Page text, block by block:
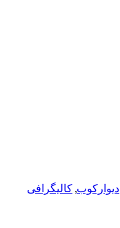
دیوارکوب, کالیگرافی